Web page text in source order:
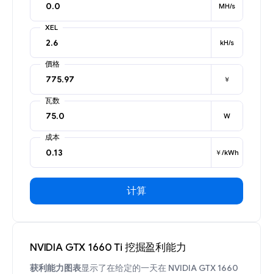
MH/s
XEL
kH/s
價格
￥
瓦数
W
成本
￥/kWh
计算
NVIDIA GTX 1660 Ti 挖掘盈利能力
获利能力图表显示了在给定的一天在 NVIDIA GTX 1660